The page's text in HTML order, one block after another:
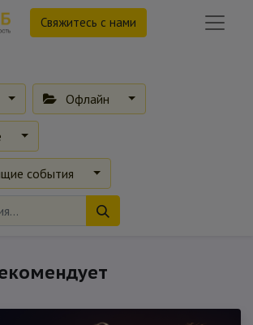
Свяжитесь с нами
Офлайн
события